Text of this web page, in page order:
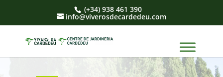
(+34) 938 461 390
info@viverosdecardedeu.com